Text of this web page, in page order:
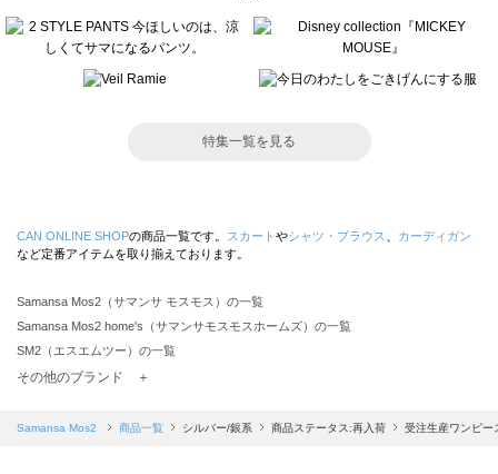
特集一覧を見る
CAN ONLINE SHOPの商品一覧です。 スカート やシャツ・ブラウス
カーディガン
など定番アイテムを取り揃えております。
Samansa Mos2（サマンサ モスモス）の一覧
Samansa Mos2 home's（サマンサモスモスホームズ）の一覧
SM2（エスエムツー）の一覧
TSUHARU by Samansa Mos2（ツハルバイサマンサモスモス）の一覧
Samansa Mos2 blue（サマンサモスモス ブルー）の一覧
その他のブランド ＋
Samansa Mos2 商品一覧 シルバー/銀系 商品ステータス:再入荷 受注生産ワンピー